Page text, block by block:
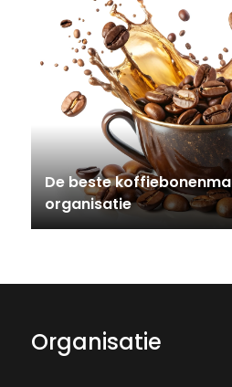
De beste
organisatie
Organisatie